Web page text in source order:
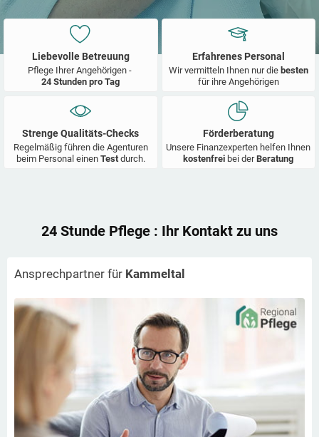
Liebevolle Betreuung
Pflege Ihrer Angehörigen -
24 Stunden pro Tag
Erfahrenes Personal
Wir vermitteln Ihnen nur die besten
für ihre Angehörigen
Strenge Qualitäts-Checks
Regelmäßig führen die Agenturen
beim Personal einen Test durch.
Förderberatung
Unsere Finanzexperten helfen Ihnen
kostenfrei bei derBeratung
24 Stunde Pflege : Ihr Kontakt zu uns
Ansprechpartner für Kammeltal